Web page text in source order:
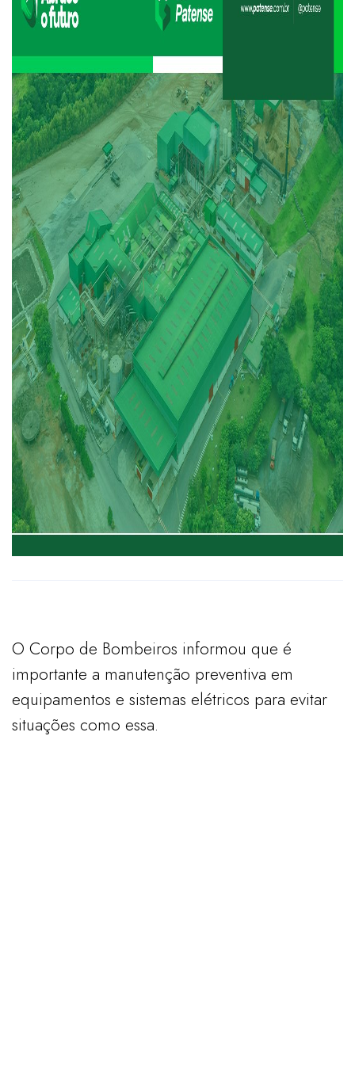
O Corpo de Bombeiros informou que é
importante a manutenção preventiva em
equipamentos e sistemas elétricos para evitar
situações como essa.